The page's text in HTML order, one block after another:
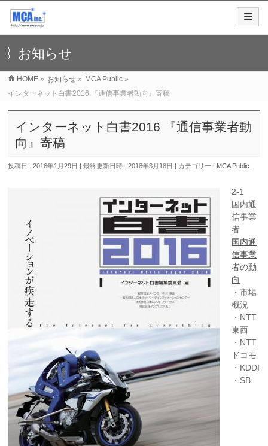
お知らせ
HOME » お知らせ » MCA Public »
インターネット白書2016 『通信事業者動向』寄稿
インターネット白書2016 『通信事業者動
向』寄稿
投稿日 : 2016年1月29日 最終更新日時 : 2018年3月18日 カテゴリー : MCA Public
2-1
国内通
信事業
者
国内通
信事業
者の動
向
・市場
概況
・NTT
東西
・NTT
ドコモ
・KDDI
・SB